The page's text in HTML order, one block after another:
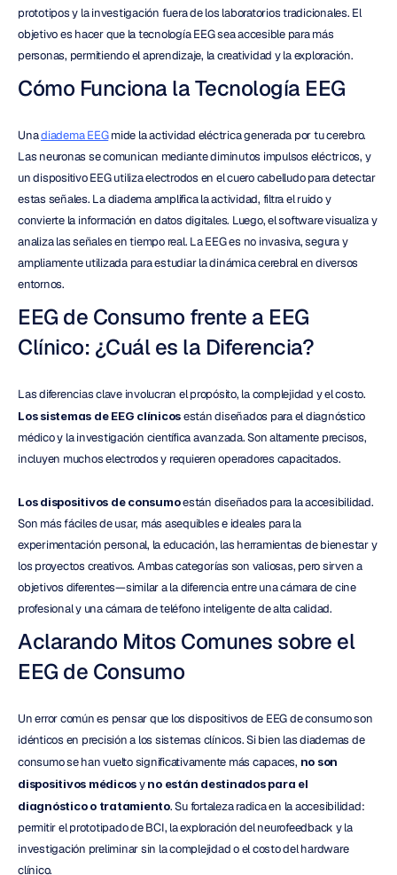
prototipos y la investigación fuera de los laboratorios tradicionales. El
objetivo es hacer que la tecnología EEG sea accesible para más
personas, permitiendo el aprendizaje, la creatividad y la exploración.
Cómo Funciona la Tecnología EEG
Una diadema EEG mide la actividad eléctrica generada por tu cerebro.
Las neuronas se comunican mediante diminutos impulsos eléctricos, y
un dispositivo EEG utiliza electrodos en el cuero cabelludo para detectar
estas señales. La diadema amplifica la actividad, filtra el ruido y
convierte la información en datos digitales. Luego, el software visualiza y
analiza las señales en tiempo real. La EEG es no invasiva, segura y
ampliamente utilizada para estudiar la dinámica cerebral en diversos
entornos.
EEG de Consumo frente a EEG
Clínico: ¿Cuál es la Diferencia?
Las diferencias clave involucran el propósito, la complejidad y el costo.
Los sistemas de EEG clínicos están diseñados para el diagnóstico
médico y la investigación científica avanzada. Son altamente precisos,
incluyen muchos electrodos y requieren operadores capacitados.
Los dispositivos de consumo están diseñados para la accesibilidad.
Son más fáciles de usar, más asequibles e ideales para la
experimentación personal, la educación, las herramientas de bienestar y
los proyectos creativos. Ambas categorías son valiosas, pero sirven a
objetivos diferentes—similar a la diferencia entre una cámara de cine
profesional y una cámara de teléfono inteligente de alta calidad.
Aclarando Mitos Comunes sobre el
EEG de Consumo
Un error común es pensar que los dispositivos de EEG de consumo son
idénticos en precisión a los sistemas clínicos. Si bien las diademas de
consumo se han vuelto significativamente más capaces, no son
dispositivos médicos y no están destinados para el
diagnóstico o tratamiento. Su fortaleza radica en la accesibilidad:
permitir el prototipado de BCI, la exploración del neurofeedback y la
investigación preliminar sin la complejidad o el costo del hardware
clínico.